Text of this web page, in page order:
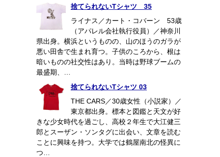
捨てられないTシャツ 35
ライナス／カート・コバーン 53歳
（アパレル会社執行役員）／神奈川
県出身。横浜というものの、山のほうのガラが
悪い田舎で生まれ育つ。子供のころから、根は
暗いものの社交性はあり。当時は野球ブームの
最盛期、…
捨てられないTシャツ 03
THE CARS／30歳女性（小説家）／
東京都出身。標本と図鑑と天文が好
きな少女時代を過ごし、高校２年生で大江健三
郎とスーザン・ソンタグに出会い、文章を読む
ことに興味を持つ。大学では鶴屋南北の怪異に
つ…